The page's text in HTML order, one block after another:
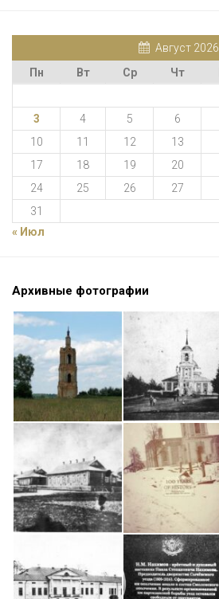
Август 2026
Пн
Вт Ср Чт
3
4 5 6
10
11 12 13
17
18 19 20
24
25 26 27
31
« Июл
Архивные фотографии